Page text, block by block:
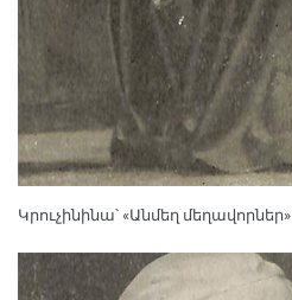
Կրուչինինա՝ «Անմեղ մեղավորներ»